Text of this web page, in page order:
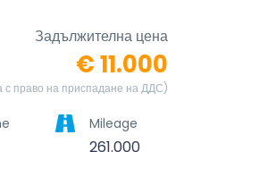
Задължителна цена
€ 11.000
с право на приспадане на ДДС)
Mileage
261.000